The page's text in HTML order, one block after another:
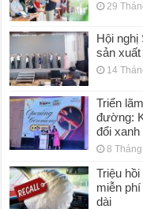
29
Hội nghị
sản
14
Triển
đường:
đổi xanh
8
Triệu
miễn
dài